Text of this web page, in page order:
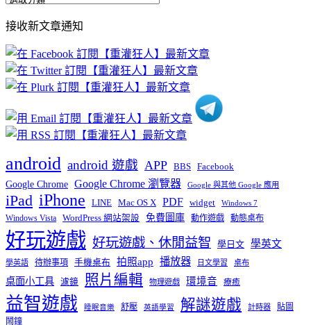
文
章
分
類
接收新文章通知
android android 遊戲 APP BBS Facebook
Google Chrome Google Chrome 瀏覽器 Google 與其他 Google 應用
iPad iPhone LINE Mac OS X PDF widget Windows 7
Windows Vista WordPress 網站架設 免費圖庫 動作遊戲 動態桌布
好玩遊戲 好玩遊戲、休閒益智 學日文 學英文
學英語 待辦事項 手機桌布 拍照app 播放器 日文學習 桌布
桌面小工具 濾鏡 照片編輯 物理遊戲 環境音 療癒
益智遊戲 睡眠音樂 舒壓 英語學習 解謎遊戲 計時器
貼圖
鬧鐘